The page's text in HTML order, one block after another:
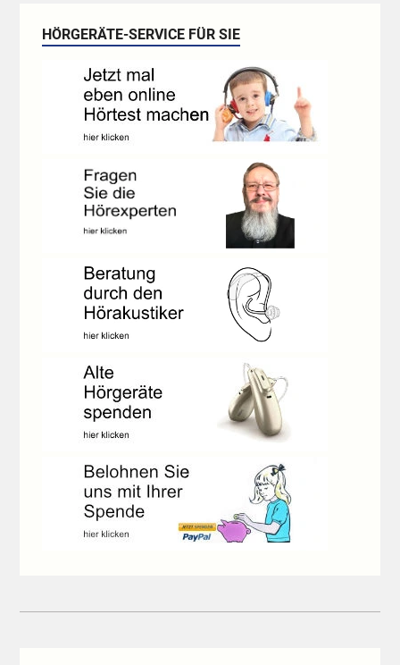
HÖRGERÄTE-SERVICE FÜR SIE